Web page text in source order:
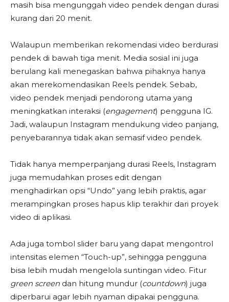
masih bisa mengunggah video pendek dengan durasi
kurang dari 20 menit.
Walaupun memberikan rekomendasi video berdurasi
pendek di bawah tiga menit. Media sosial ini juga
berulang kali menegaskan bahwa pihaknya hanya
akan merekomendasikan Reels pendek. Sebab,
video pendek menjadi pendorong utama yang
meningkatkan interaksi (engagement) pengguna IG.
Jadi, walaupun Instagram mendukung video panjang,
penyebarannya tidak akan semasif video pendek.
Tidak hanya memperpanjang durasi Reels, Instagram
juga memudahkan proses edit dengan
menghadirkan opsi “Undo” yang lebih praktis, agar
merampingkan proses hapus klip terakhir dari proyek
video di aplikasi.
Ada juga tombol slider baru yang dapat mengontrol
intensitas elemen “Touch-up”, sehingga pengguna
bisa lebih mudah mengelola suntingan video. Fitur
green screen dan hitung mundur (countdown) juga
diperbarui agar lebih nyaman dipakai pengguna.